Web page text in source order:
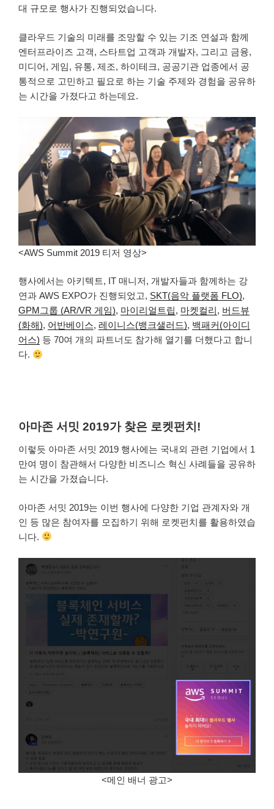
대 규모로 행사가 진행되었습니다.
클라우드 기술의 미래를 조망할 수 있는 기조 연설과 함께
엔터프라이즈 고객, 스타트업 고객과 개발자, 그리고 금융,
미디어, 게임, 유통, 제조, 하이테크, 공공기관 업종에서 공
통적으로 고민하고 필요로 하는 기술 주제와 경험을 공유하
는 시간을 가졌다고 하는데요.
<AWS Summit 2019 티저 영상>
행사에서는 아키텍트, IT 매니저, 개발자들과 함께하는 강
연과 AWS EXPO가 진행되었고, SKT(음악 플랫폼 FLO),
GPM그룹 (AR/VR 게임), 마이리얼트립, 마켓컬리, 버드뷰
(화해), 어반베이스, 레이니스(뱅크샐러드), 백패커(아이디
어스) 등 70여 개의 파트너도 참가해 열기를 더했다고 합니
다.
아마존 서밋 2019가 찾은 로켓펀치!
이렇듯 아마존 서밋 2019 행사에는 국내외 관련 기업에서 1
만여 명이 참관해서 다양한 비즈니스 혁신 사례들을 공유하
는 시간을 가졌습니다.
아마존 서밋 2019는 이번 행사에 다양한 기업 관계자와 개
인 등 많은 참여자를 모집하기 위해 로켓펀치를 활용하였습
니다.
<메인 배너 광고>